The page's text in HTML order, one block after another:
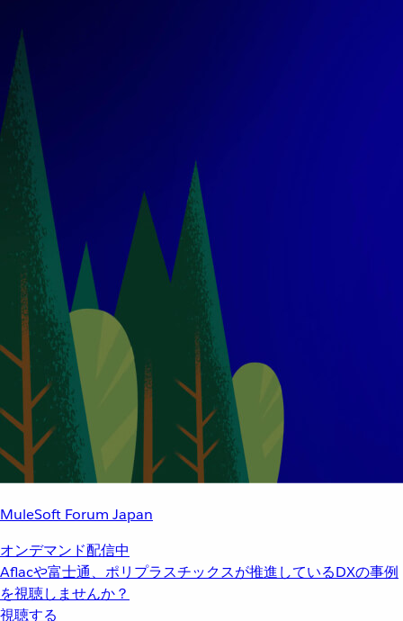
MuleSoft Forum Japan
オンデマンド配信中
Aflacや富士通、ポリプラスチックスが推進しているDXの事例
を視聴しませんか？
視聴する